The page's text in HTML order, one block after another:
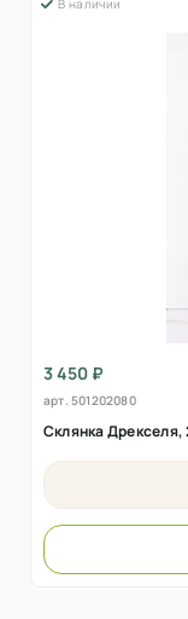
В наличии
3 450 ₽
арт. 501202080
Склянка Дрекселя,